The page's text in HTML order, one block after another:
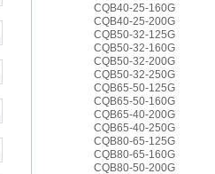
CQB40-25-160G
CQB40-25-200G
CQB50-32-125G
CQB50-32-160G
CQB50-32-200G
CQB50-32-250G
CQB65-50-125G
CQB65-50-160G
CQB65-40-200G
CQB65-40-250G
CQB80-65-125G
CQB80-65-160G
CQB80-50-200G